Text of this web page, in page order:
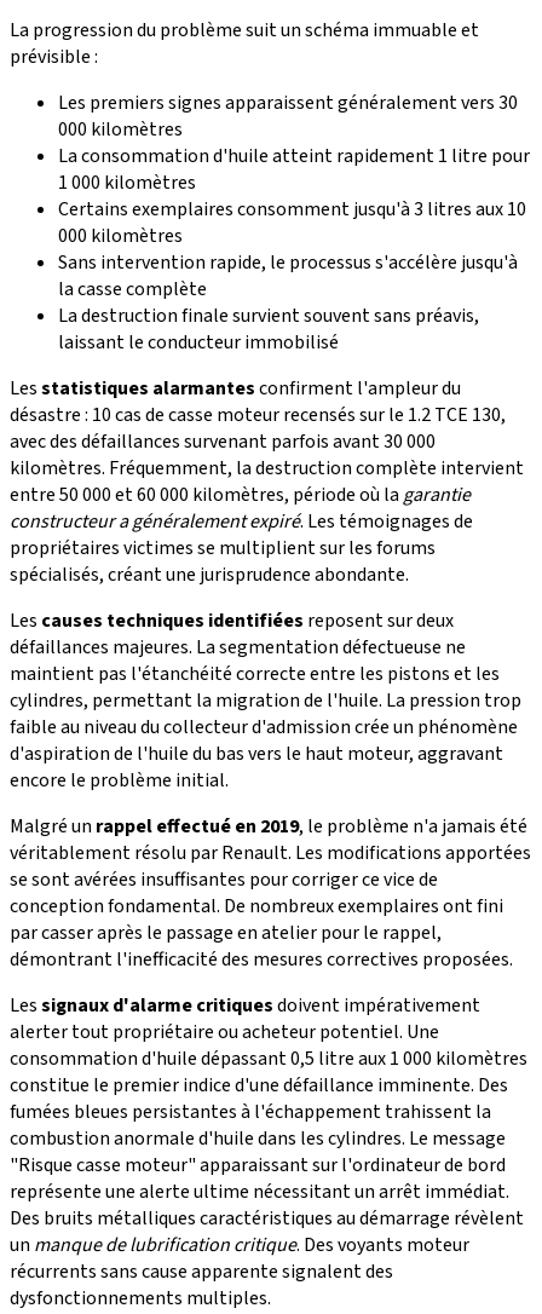
La progression du problème suit un schéma immuable et
prévisible :
Les premiers signes apparaissent généralement vers 30
000 kilomètres
La consommation d'huile atteint rapidement 1 litre pour
1 000 kilomètres
Certains exemplaires consomment jusqu'à 3 litres aux 10
000 kilomètres
Sans intervention rapide, le processus s'accélère jusqu'à
la casse complète
La destruction finale survient souvent sans préavis,
laissant le conducteur immobilisé
Lesstatistiques alarmantesconfirment l'ampleur du
désastre : 10 cas de casse moteur recensés sur le 1.2 TCE 130,
avec des défaillances survenant parfois avant 30 000
kilomètres. Fréquemment, la destruction complète intervient
entre 50 000 et 60 000 kilomètres, période où lagarantie
constructeur a généralement expiré. Les témoignages de
propriétaires victimes se multiplient sur les forums
spécialisés, créant une jurisprudence abondante.
Les causes techniques identifiées reposent sur deux
défaillances majeures. La segmentation défectueuse ne
maintient pas l'étanchéité correcte entre les pistons et les
cylindres, permettant la migration de l'huile. La pression trop
faible au niveau du collecteur d'admission crée un phénomène
d'aspiration de l'huile du bas vers le haut moteur, aggravant
encore le problème initial.
Malgré un rappel effectué en 2019, le problème n'a jamais été
véritablement résolu par Renault. Les modifications apportées
se sont avérées insuffisantes pour corriger ce vice de
conception fondamental. De nombreux exemplaires ont fini
par casser après le passage en atelier pour le rappel,
démontrant l'inefficacité des mesures correctives proposées.
Lessignaux d'alarme critiquesdoivent impérativement
alerter tout propriétaire ou acheteur potentiel. Une
consommation d'huile dépassant 0,5 litre aux 1 000 kilomètres
constitue le premier indice d'une défaillance imminente. Des
fumées bleues persistantes à l'échappement trahissent la
combustion anormale d'huile dans les cylindres. Le message
"Risque casse moteur" apparaissant sur l'ordinateur de bord
représente une alerte ultime nécessitant un arrêt immédiat.
Des bruits métalliques caractéristiques au démarrage révèlent
un manque de lubrification critique. Des voyants moteur
récurrents sans cause apparente signalent des
dysfonctionnements multiples.